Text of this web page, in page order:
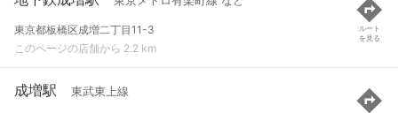
東京都板橋区成増二丁目11-3
このページの店舗から 2.2 km
ルート
を見る
成増駅 東武東上線